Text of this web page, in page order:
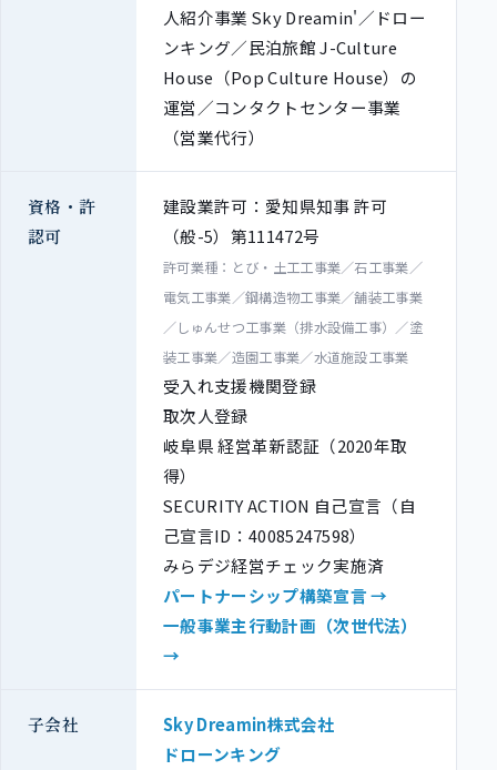
人紹介事業 Sky Dreamin'／ドロー
ンキング／民泊旅館 J-Culture
House（Pop Culture House）の
運営／コンタクトセンター事業
（営業代行）
資格・許
認可
建設業許可：愛知県知事 許可
（般-5）第111472号
許可業種：とび・土工工事業／石工事業／
電気工事業／鋼構造物工事業／舗装工事業
／しゅんせつ工事業（排水設備工事）／塗
装工事業／造園工事業／水道施設工事業
受入れ支援機関登録
取次人登録
岐阜県 経営革新認証（2020年取
得）
SECURITY ACTION 自己宣言（自
己宣言ID：40085247598）
みらデジ経営チェック実施済
パートナーシップ構築宣言 →
一般事業主行動計画（次世代法）
→
子会社
Sky Dreamin株式会社
ドローンキング